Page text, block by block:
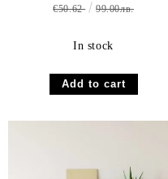
€50.62 99.00лв.
In stock